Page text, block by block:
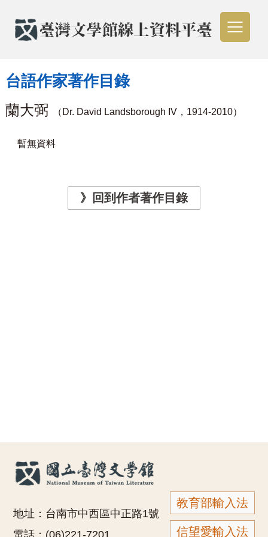
台語作家著作目錄
蘭大弼 （Dr. David Landsborough IV，1914-2010）
暫無資料
》回到作者著作目錄
教育部輸入法
信望愛輸入法
地址：台南市中西區中正路1號